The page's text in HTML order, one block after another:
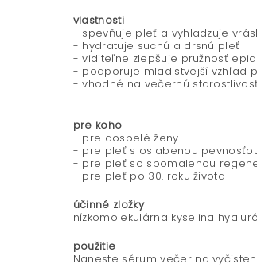
vlastnosti
- spevňuje pleť a vyhladzuje
- hydratuje suchú a drsnú pleť
- viditeľne zlepšuje pružnosť
- podporuje mladistvejší vzhľad
- vhodné na večernú
pre koho
- pre dospelé ženy
- pre pleť s oslabenou
- pre pleť so spomalenou
- pre pleť po 30. roku života
účinné zložky
nízkomolekulárna kyselina
použitie
Naneste sérum večer na